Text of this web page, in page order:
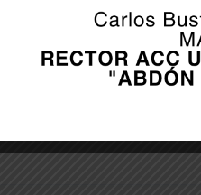
for the next time I comment.